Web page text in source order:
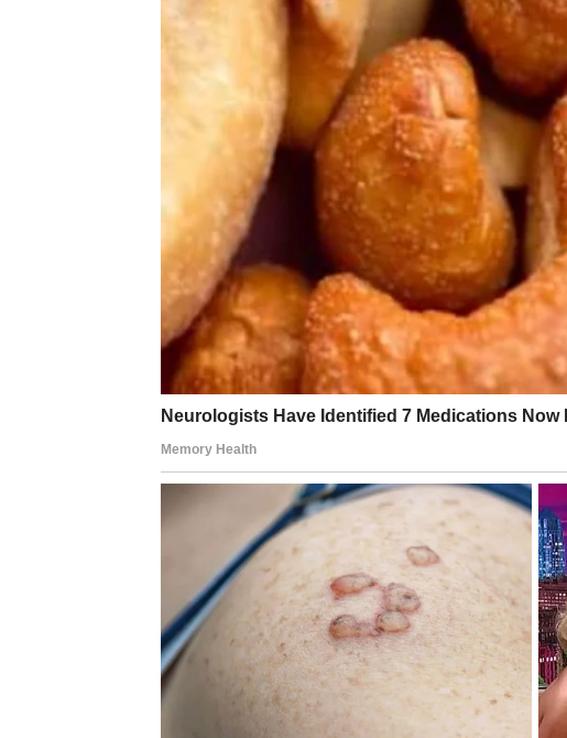
Jedna osoba sada pokazuje mnogo više pažnje
Ljubav vam uljepšava dan
Pred vama su veoma nježni i posebni trenuci.
BLIZANCI
Zvijezde vam donose zanimljiv razgovor ili susret
Moguće je poznanstvo koje odmah djeluje posebno.
Dan vam donosi mnogo pozitivne
Pred vama su veoma uzbudljivi trenuci.
RAK
Rakovi su među najvećim sretnicima ove nedjelje.
Poslije mnogo stresa dolazi osjećaj mira, sreće i
Sudbina vam šalje lijepe vijesti